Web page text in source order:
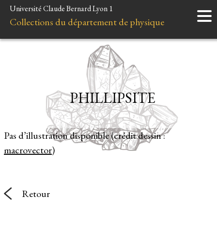
Accueil
Instruments
Liens et ressources
Université Claude Bernard Lyon 1
Collections du département de physique
Pas d’illustration disponible (crédit dessin :
macrovector)
PHILLIPSITE
Retour